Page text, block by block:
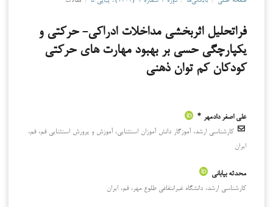
فراتحلیل اثربخشی مداخلات ادراکی- حرکتی و
یکپارچگی حسی بر بهبود مهارت های حرکتی
کودکان کم توان ذهنی
علی اصغر دادمهر *
کارشناسی ارشد، آموزگار دانش آموزان استثنایی، آموزش و پرورش استثنایی قم، قم،
ایران
محدثه بیابانی
کارشناسی ارشد، دانشگاه غیرانتفاغی طلوع مهر، قم، ایران